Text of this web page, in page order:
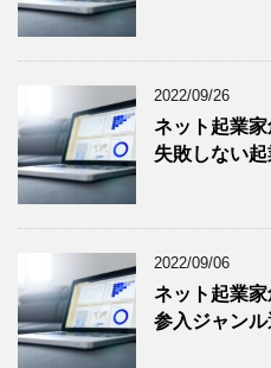
2022/09/26
ネット起業
失敗しない起
2022/09/06
ネット起業
参入ジャンル